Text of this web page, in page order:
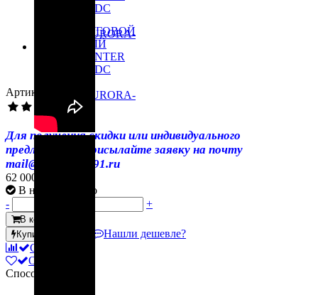
Артикул: 10052
(46)
Для получения скидки или индивидуального
предложения, присылайте заявку на почту
mail@instrument91.ru
62 000 руб.
В наличии мало
-
+
В корзину
Купить в 1 клик
Нашли дешевле?
Сравнить
Отложить
Способы оплаты